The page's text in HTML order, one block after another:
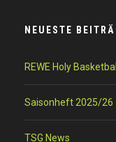
NEUESTE
REWE Holy
Saisonheft 2025/26
TSG News